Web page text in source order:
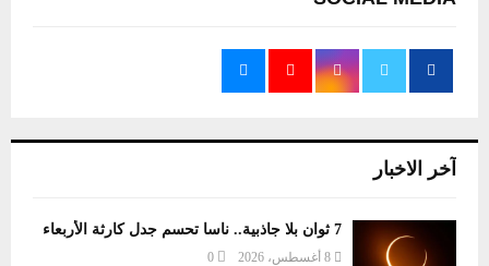
آخر الاخبار
7 ثوان بلا جاذبية.. ناسا تحسم جدل كارثة الأربعاء
8 أغسطس، 2026 0